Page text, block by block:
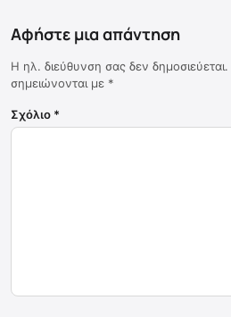
Αφήστε μια απάντηση
Η ηλ. διεύθυνση σας δεν δημοσιεύεται.
σημειώνονται με *
Σχόλιο *